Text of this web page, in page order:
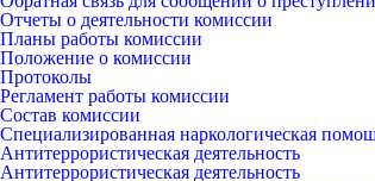
Отчеты о деятельности комиссии
Планы работы комиссии
Положение о комиссии
Протоколы
Регламент работы комиссии
Состав комиссии
Специализированная наркологическая
Антитеррористическая деятельность
Антитеррористическая деятельность